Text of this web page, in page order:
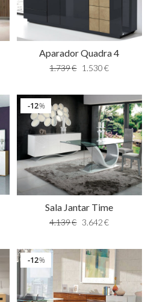
Aparador Quadra 4
1.739€ 1.530 €
%
12
Sala Jantar Time
4.139€ 3.642 €
%
12